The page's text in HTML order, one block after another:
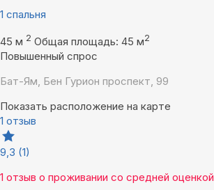
1 спальня
45 м 2 Общая площадь: 45 м2
Повышенный спрос
Бат-Ям, Бен Гурион проспект, 99
Показать расположение на карте
1 отзыв
9,3 (1)
1 отзыв о проживании со средней оценкой